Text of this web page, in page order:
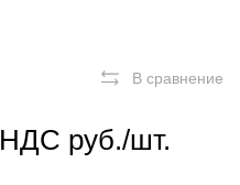
В сравнение
руб./шт.